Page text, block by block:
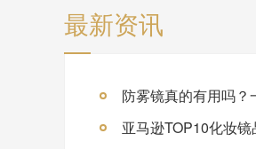
最新资讯
防雾镜真的有用吗？